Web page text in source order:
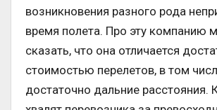
возникновения разного рода
время полета. Про эту компанию
сказать, что она отличается
стоимостью перелетов, в том
достаточно дальние расстояния.